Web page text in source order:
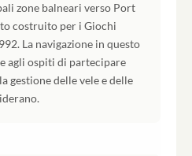
zone balneari verso Port
costruito per i Giochi
La navigazione in questo
agli ospiti di partecipare
gestione delle vele e delle